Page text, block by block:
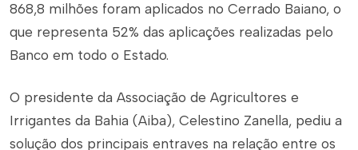
868,8 milhões foram aplicados no Cerrado Baiano, o
que representa 52% das aplicações realizadas pelo
Banco em todo o Estado.
O presidente da Associação de Agricultores e
Irrigantes da Bahia (Aiba), Celestino Zanella, pediu a
solução dos principais entraves na relação entre os